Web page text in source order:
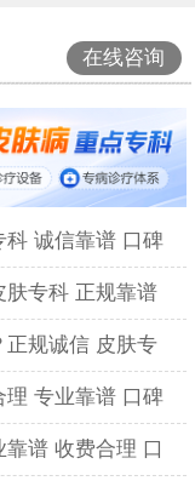
在线咨询
科 诚信靠谱 口碑
肤专科 正规靠谱
正规诚信 皮肤专
理 专业靠谱 口碑
谱 收费合理 口